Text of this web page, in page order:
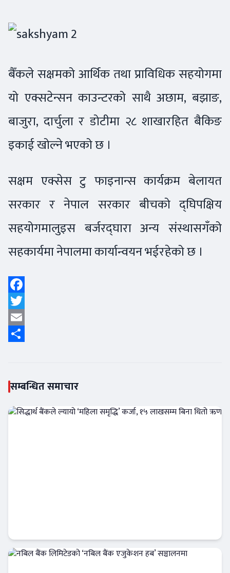
बैँकले सक्षमको आर्थिक तथा प्राविधिक सहयोगमा
यो एक्सटेन्सन काउन्टरको साथै अछाम, बझाङ,
बाजुरा, दार्चुला र डोटीमा २८ शाखारहित बैकिङ
इकाई खोल्ने भएको छ ।
सक्षम एक्सेस टु फाइनान्स कार्यक्रम बेलायत
सरकार र नेपाल सरकार बीचको द्घिपक्षिय
सहयोगमालुइस बर्जरद्घारा अन्य संस्थासगँको
सहकार्यमा नेपालमा कार्यान्वयन भईरहेको छ ।
Facebook
Twitter
Email
सम्बन्धित समाचार
Banner News